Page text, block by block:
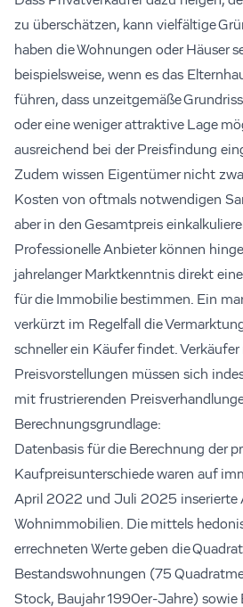
zu überschätzen, kann vielfältige
haben die Wohnungen oder Häuser
beispielsweise, wenn es das
führen, dass unzeitgemäße
oder eine weniger attraktive Lage
ausreichend bei der Preisfindung
Zudem wissen Eigentümer nicht
Kosten von oftmals notwendigen
aber in den Gesamtpreis
Professionelle Anbieter können
jahrelanger Marktkenntnis direkt
für die Immobilie bestimmen. Ein
verkürzt im Regelfall die
schneller ein Käufer findet.
Preisvorstellungen müssen sich
mit frustrierenden
Berechnungsgrundlage:
Datenbasis für die Berechnung der
Kaufpreisunterschiede waren auf
April 2022 und Juli 2025 inserierte
Wohnimmobilien. Die mittels
errechneten Werte geben die
Bestandswohnungen (75
Stock, Baujahr 1990er-Jahre) sowie